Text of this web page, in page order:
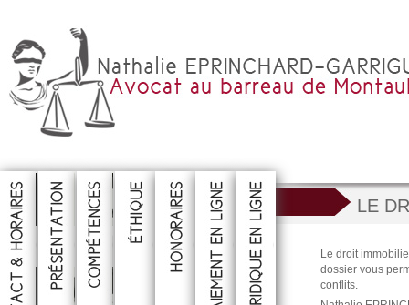
CONSULTERCONSULTERCONSULTERCONSULTERCONSULTERCONSULTERCONSULTER
LE
Le droit
dossier vous
conflits.